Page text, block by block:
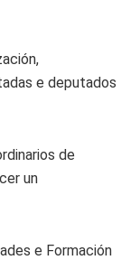
e deputados
de
un
e Formación